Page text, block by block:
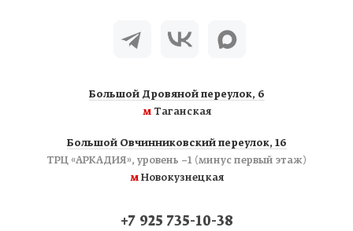
Большой Дровяной переулок, 6
мТаганская
Большой Овчинниковский переулок, 16
ТРЦ «АРКАДИЯ», уровень −1 (минус первый этаж)
мНовокузнецкая
+7 925 735-10-38